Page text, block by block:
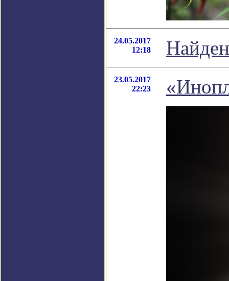
24.05.2017
12:18
23.05.2017
22:23